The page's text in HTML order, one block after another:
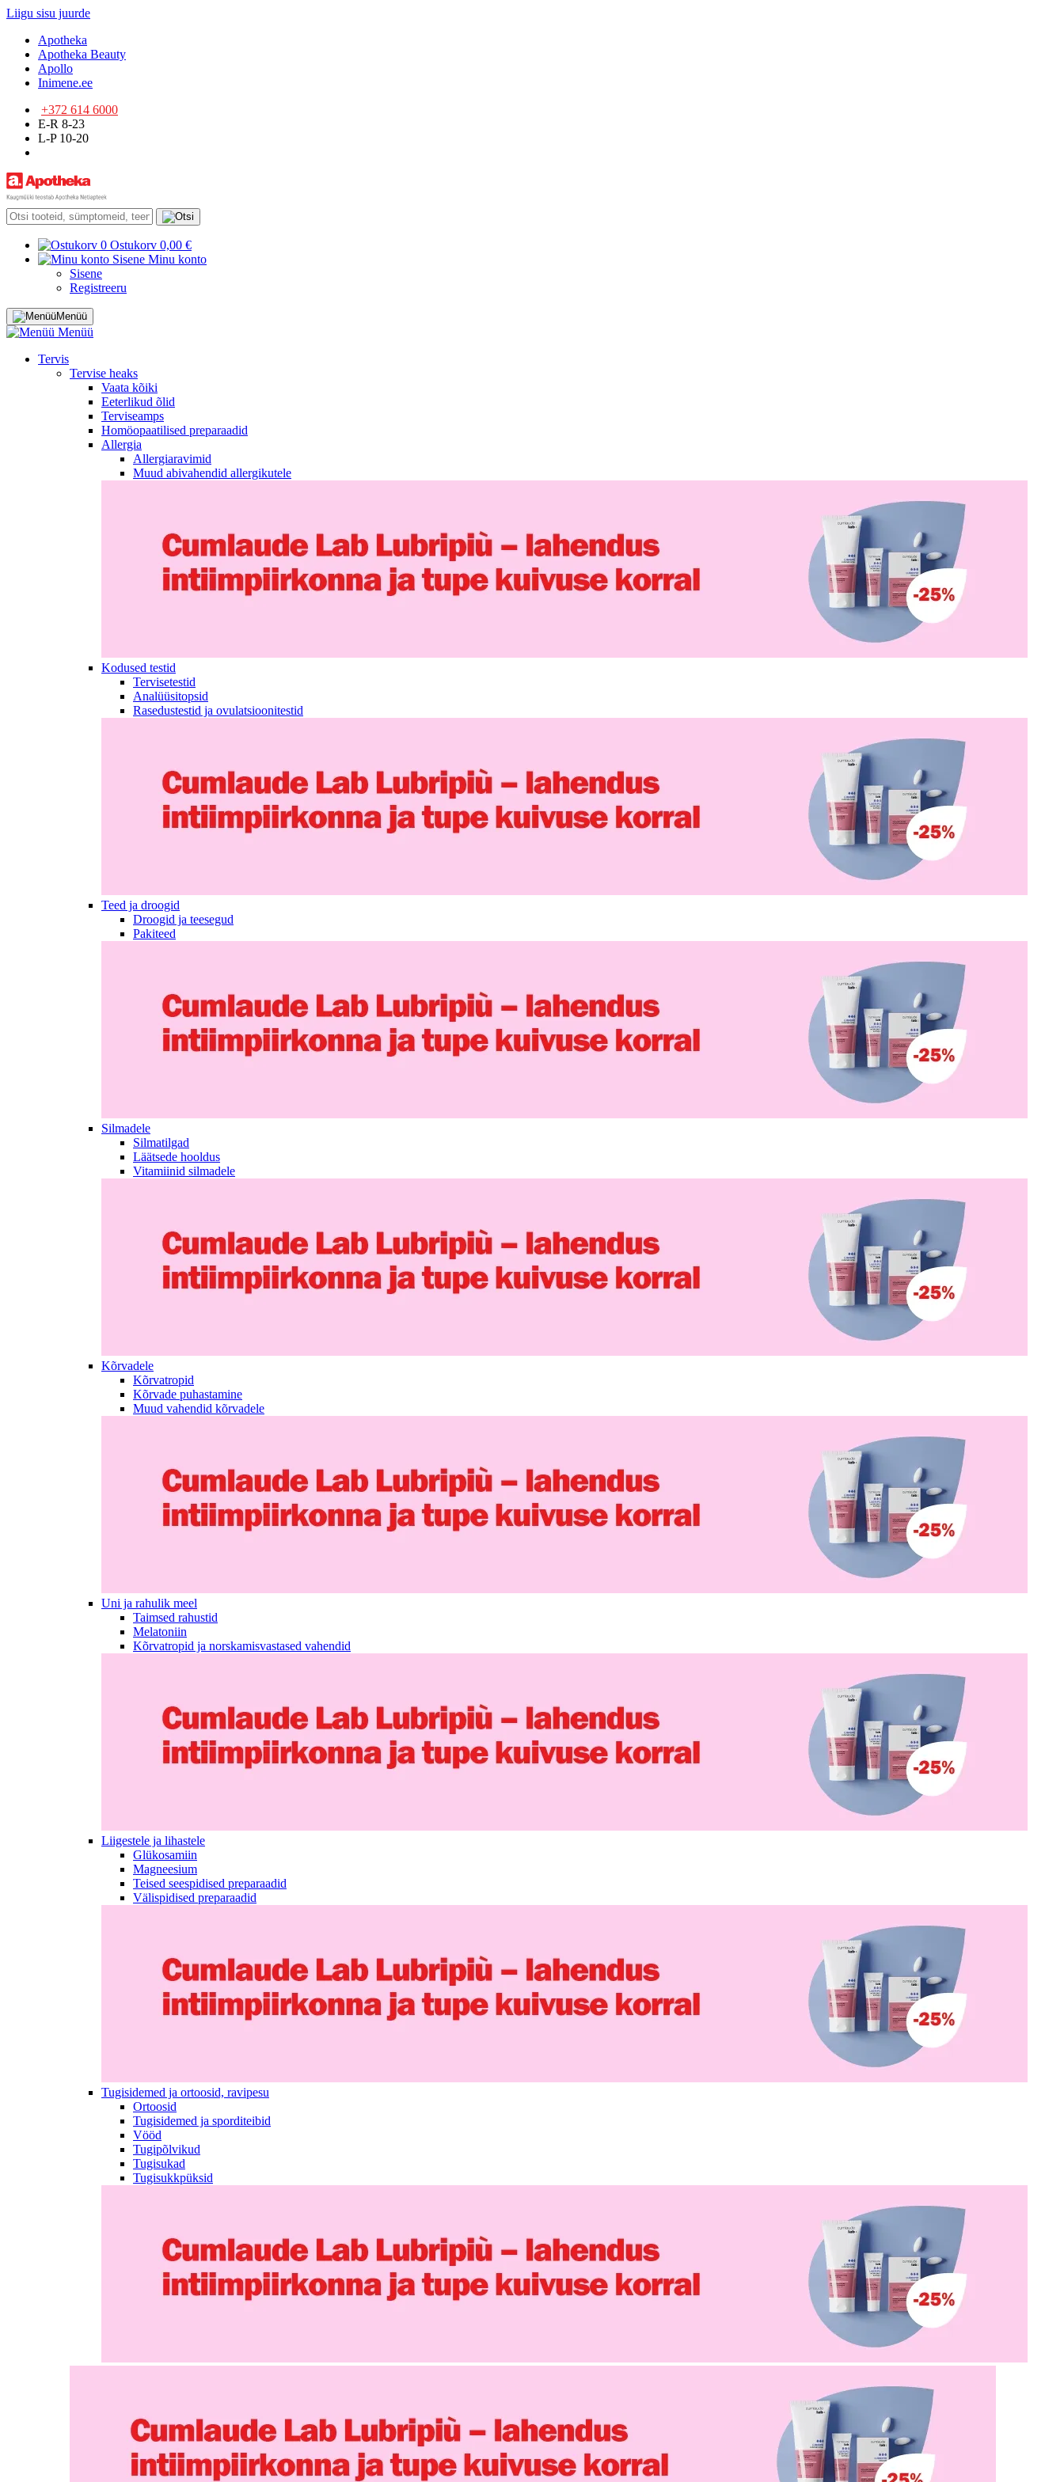
Liigu sisu juurde
Apotheka
Apotheka Beauty
Apollo
Inimene.ee
+372 614 6000
E-R 8-23
L-P 10-20
0 Ostukorv 0,00 €
Sisene Minu konto
Sisene
Registreeru
Menüü
Menüü
Tervis
Tervise heaks
Vaata kõiki
Eeterlikud õlid
Terviseamps
Homöopaatilised preparaadid
Allergia
Allergiaravimid
Muud abivahendid allergikutele
Kodused testid
Tervisetestid
Analüüsitopsid
Rasedustestid ja ovulatsioonitestid
Teed ja droogid
Droogid ja teesegud
Pakiteed
Silmadele
Silmatilgad
Läätsede hooldus
Vitamiinid silmadele
Kõrvadele
Kõrvatropid
Kõrvade puhastamine
Muud vahendid kõrvadele
Uni ja rahulik meel
Taimsed rahustid
Melatoniin
Kõrvatropid ja norskamisvastased vahendid
Liigestele ja lihastele
Glükosamiin
Magneesium
Teised seespidised preparaadid
Välispidised preparaadid
Tugisidemed ja ortoosid, ravipesu
Ortoosid
Tugisidemed ja sporditeibid
Vööd
Tugipõlvikud
Tugisukad
Tugisukkpüksid